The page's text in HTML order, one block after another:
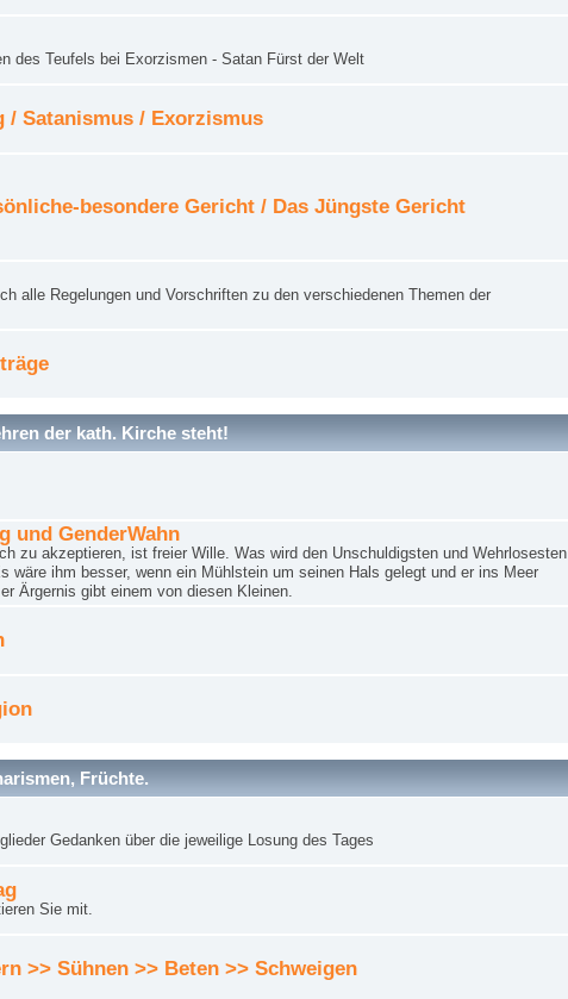
des Teufels bei Exorzismen - Satan Fürst der Welt
/ Satanismus / Exorzismus
besondere Gericht / Das Jüngste Gericht
alle Regelungen und Vorschriften zu den verschiedenen Themen der
der kath. Kirche steht!
und GenderWahn
zu akzeptieren, ist freier Wille. Was wird den Unschuldigsten und Wehrlosesten
wäre ihm besser, wenn ein Mühlstein um seinen Hals gelegt und er ins Meer
Ärgernis gibt einem von diesen Kleinen.
Früchte.
Gedanken über die jeweilige Losung des Tages
Sie mit.
>> Sühnen >> Beten >> Schweigen